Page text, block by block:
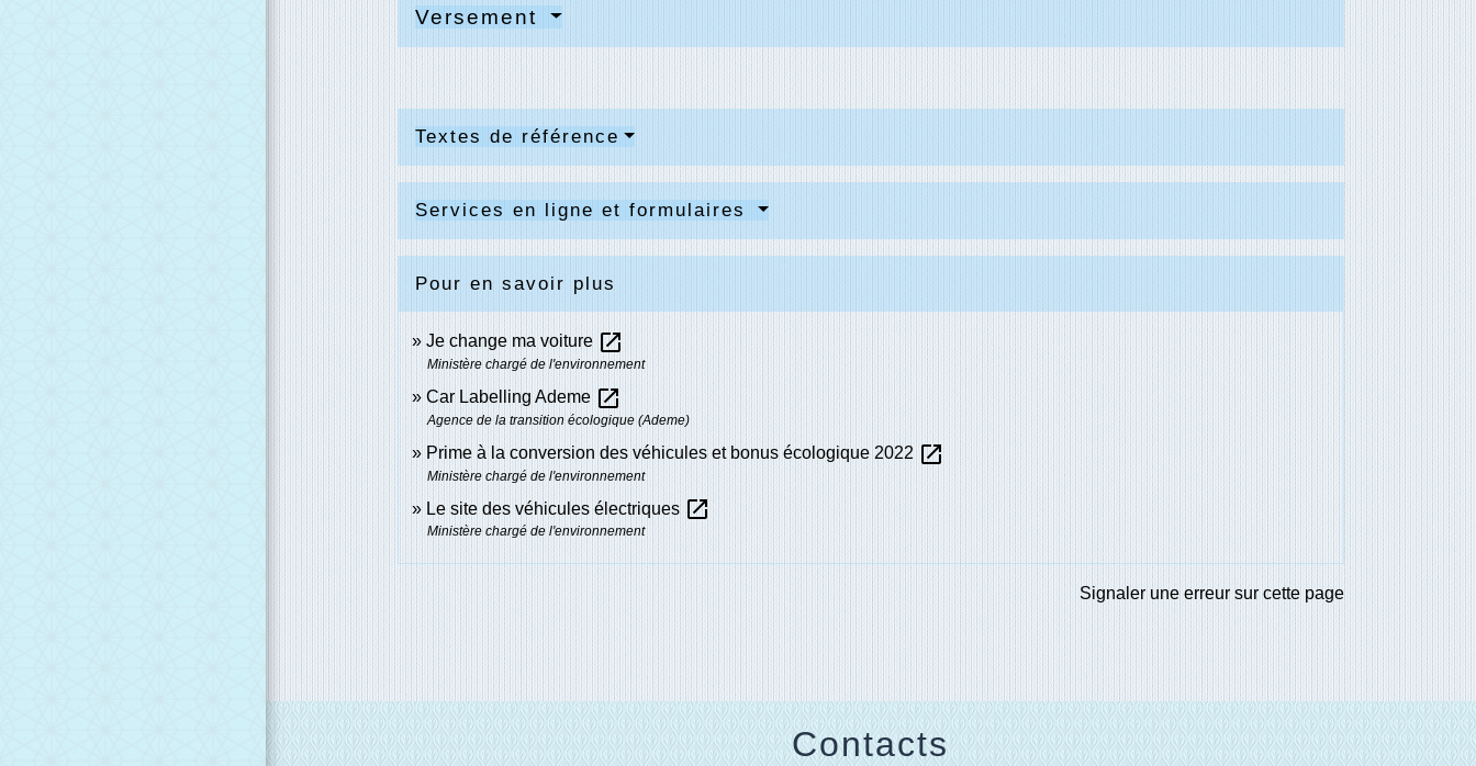
Versement
Textes de référence
Services en ligne et formulaires
Pour en savoir plus
Je change ma voiture open_in_new
Ministère chargé de l'environnement
Car Labelling Ademe open_in_new
Agence de la transition écologique (Ademe)
Prime à la conversion des véhicules et bonus écologique 2022 open_in_new
Ministère chargé de l'environnement
Le site des véhicules électriques open_in_new
Ministère chargé de l'environnement
Signaler une erreur sur cette page
Contacts